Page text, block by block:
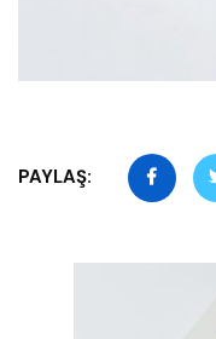
PAYLAŞ: